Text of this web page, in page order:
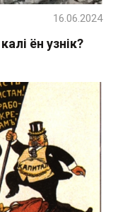
ён узнік?
16.06.2024